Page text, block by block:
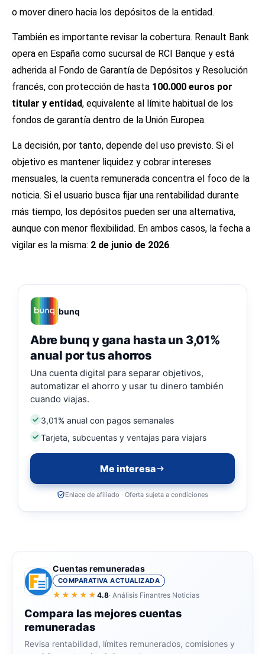
o mover dinero hacia los depósitos de la entidad.
También es importante revisar la cobertura. Renault Bank
opera en España como sucursal de RCI Banque y está
adherida al Fondo de Garantía de Depósitos y Resolución
francés, con protección de hasta 100.000 euros por
titular y entidad, equivalente al límite habitual de los
fondos de garantía dentro de la Unión Europea.
La decisión, por tanto, depende del uso previsto. Si el
objetivo es mantener liquidez y cobrar intereses
mensuales, la cuenta remunerada concentra el foco de la
noticia. Si el usuario busca fijar una rentabilidad durante
más tiempo, los depósitos pueden ser una alternativa,
aunque con menor flexibilidad. En ambos casos, la fecha a
vigilar es la misma: 2 de junio de 2026.
bunq
Abre bunq y gana hasta un 3,01%
anual por tus ahorros
Una cuenta digital para separar objetivos,
automatizar el ahorro y usar tu dinero también
cuando viajas.
3,01% anual con pagos semanales
Tarjeta, subcuentas y ventajas para viajars
Me interesa
Enlace de afiliado · Oferta sujeta a condiciones
Cuentas remuneradas
COMPARATIVA ACTUALIZADA
★★★★★ 4.8· Análisis Finantres Noticias
Compara las mejores cuentas
remuneradas
Revisa rentabilidad, límites remunerados, comisiones y